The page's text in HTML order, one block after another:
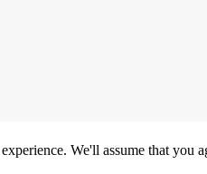
We'll assume that you